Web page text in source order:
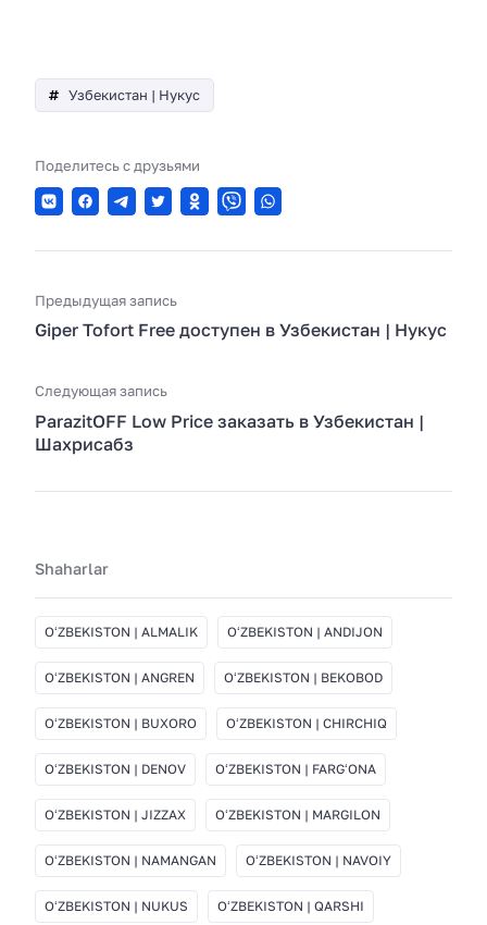
Узбекистан | Нукус
Поделитесь с друзьями
Предыдущая запись
Giper Tofort Free доступен в Узбекистан | Нукус
Следующая запись
ParazitOFF Low Price заказать в Узбекистан |
Шахрисабз
Shaharlar
OʻZBEKISTON | ALMALIK OʻZBEKISTON | ANDIJON
OʻZBEKISTON | ANGREN OʻZBEKISTON | BEKOBOD
OʻZBEKISTON | BUXORO OʻZBEKISTON | CHIRCHIQ
OʻZBEKISTON | DENOV OʻZBEKISTON | FARGʻONA
OʻZBEKISTON | JIZZAX OʻZBEKISTON | MARGILON
OʻZBEKISTON | NAMANGAN OʻZBEKISTON | NAVOIY
OʻZBEKISTON | NUKUS OʻZBEKISTON | QARSHI